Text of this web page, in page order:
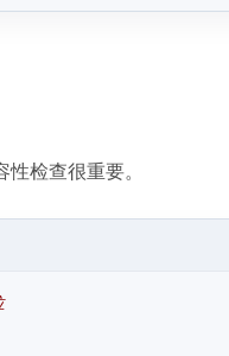
检查很重要。